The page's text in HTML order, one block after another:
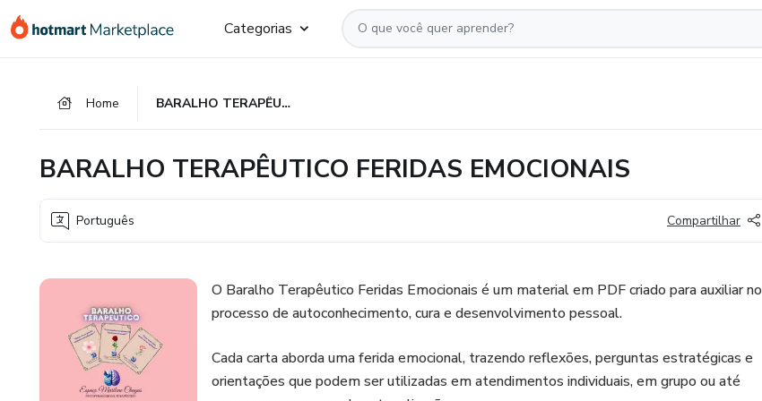
para
para
para
Categorias
Home BARALHO TERAPÊUTICO FERIDAS EMOCIONAIS
BARALHO TERAPÊUTICO FERIDAS EMOCIONAIS
Português Compartilhar
O Baralho Terapêutico Feridas Emocionais é um material em PDF criado para auxiliar no
processo de autoconhecimento, cura e desenvolvimento pessoal.
Cada carta aborda uma ferida emocional, trazendo reflexões, perguntas estratégicas e
orientações que podem ser utilizadas em atendimentos individuais, em grupo ou até